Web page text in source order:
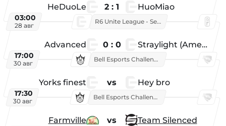
HeDuoLe 2 : 1 HuoMiao
03:00
28 авг
R6 Unite League - Season 1
Advanced 0 : 0 Straylight (American team)
17:00
30 авг
Bell Esports Challenge 2026
Yorks finest vs Hey bro
17:30
30 авг
Bell Esports Challenge 2026
Farmville vs Team Silenced